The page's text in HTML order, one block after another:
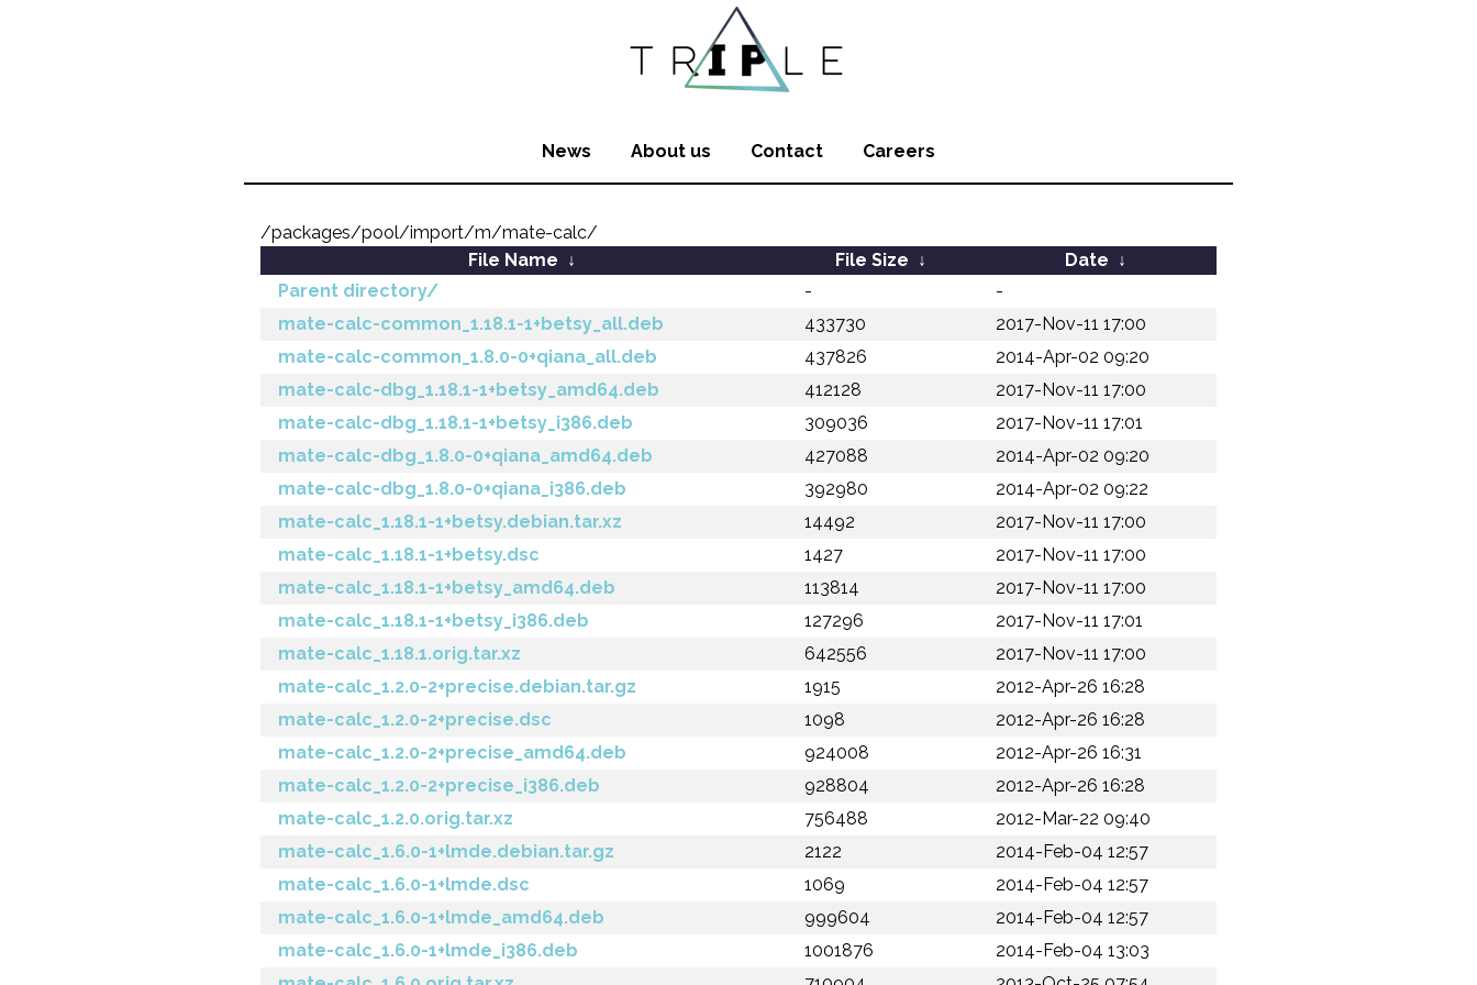
News About us Contact Careers
/packages/pool/import/m/mate-calc/
File Name ↓ File Size ↓ Date ↓
Parent directory/
-
-
mate-calc-common_1.18.1-1+betsy_all.deb
433730
2017-Nov-11 17:00
mate-calc-common_1.8.0-0+qiana_all.deb
437826
2014-Apr-02 09:20
mate-calc-dbg_1.18.1-1+betsy_amd64.deb
412128
2017-Nov-11 17:00
mate-calc-dbg_1.18.1-1+betsy_i386.deb
309036
2017-Nov-11 17:01
mate-calc-dbg_1.8.0-0+qiana_amd64.deb
427088
2014-Apr-02 09:20
mate-calc-dbg_1.8.0-0+qiana_i386.deb
392980
2014-Apr-02 09:22
mate-calc_1.18.1-1+betsy.debian.tar.xz
14492
2017-Nov-11 17:00
mate-calc_1.18.1-1+betsy.dsc
1427
2017-Nov-11 17:00
mate-calc_1.18.1-1+betsy_amd64.deb
113814
2017-Nov-11 17:00
mate-calc_1.18.1-1+betsy_i386.deb
127296
2017-Nov-11 17:01
mate-calc_1.18.1.orig.tar.xz
642556
2017-Nov-11 17:00
mate-calc_1.2.0-2+precise.debian.tar.gz
1915
2012-Apr-26 16:28
mate-calc_1.2.0-2+precise.dsc
1098
2012-Apr-26 16:28
mate-calc_1.2.0-2+precise_amd64.deb
924008
2012-Apr-26 16:31
mate-calc_1.2.0-2+precise_i386.deb
928804
2012-Apr-26 16:28
mate-calc_1.2.0.orig.tar.xz
756488
2012-Mar-22 09:40
mate-calc_1.6.0-1+lmde.debian.tar.gz
2122
2014-Feb-04 12:57
mate-calc_1.6.0-1+lmde.dsc
1069
2014-Feb-04 12:57
mate-calc_1.6.0-1+lmde_amd64.deb
999604
2014-Feb-04 12:57
mate-calc_1.6.0-1+lmde_i386.deb
1001876
2014-Feb-04 13:03